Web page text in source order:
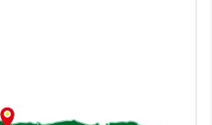
উপজেলা আইন-
মাসিক সভা অনুষ্ঠিত